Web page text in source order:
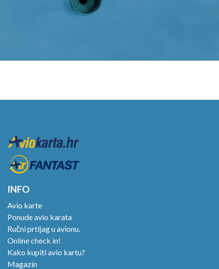
INFO
Avio karte
Ponude avio karata
Ručni prtljag u avionu.
Online check in!
Kako kupiti avio kartu?
Magazin